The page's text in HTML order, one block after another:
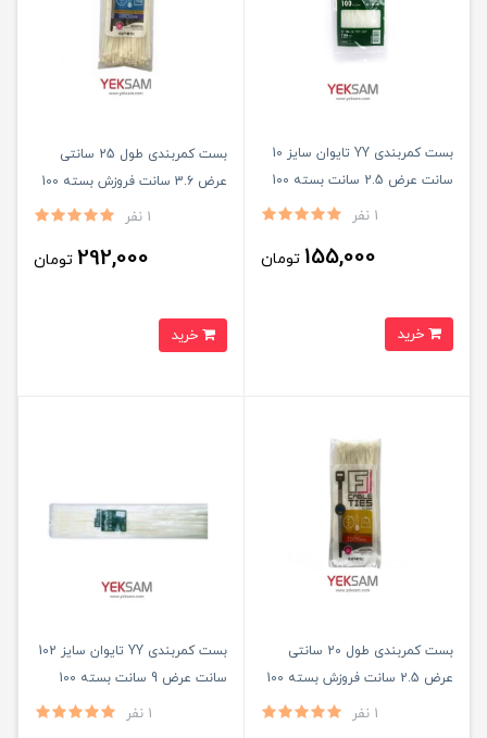
بست کمربندی YY تایوان سایز 10
سانت عرض 2.5 سانت بسته 100
1 نفر
155,000 تومان
بست کمربندی طول 25 سانتی
عرض 3.6 سانت فروزش بسته 100
1 نفر
292,000 تومان
بست کمربندی طول 20 سانتی
عرض 2.5 سانت فروزش بسته 100
1 نفر
بست کمربندی YY تایوان سایز 102
سانت عرض 9 سانت بسته 100
1 نفر